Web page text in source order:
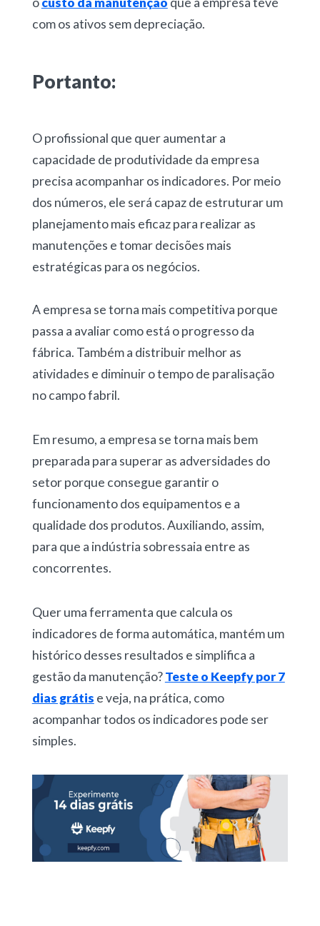
com os ativos sem depreciação.
Portanto:
O profissional que quer aumentar a
capacidade de produtividade da empresa
precisa acompanhar os indicadores. Por meio
dos números, ele será capaz de estruturar um
planejamento mais eficaz para realizar as
manutenções e tomar decisões mais
estratégicas para os negócios.
A empresa se torna mais competitiva porque
passa a avaliar como está o progresso da
fábrica. Também a distribuir melhor as
atividades e diminuir o tempo de paralisação
no campo fabril.
Em resumo, a empresa se torna mais bem
preparada para superar as adversidades do
setor porque consegue garantir o
funcionamento dos equipamentos e a
qualidade dos produtos. Auxiliando, assim,
para que a indústria sobressaia entre as
concorrentes.
Quer uma ferramenta que calcula os
indicadores de forma automática, mantém um
histórico desses resultados e simplifica a
gestão da manutenção?Teste o Keepfy por 7
dias grátis e veja, na prática, como
acompanhar todos os indicadores pode ser
simples.